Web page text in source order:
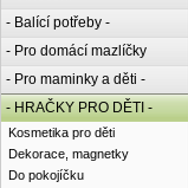
- Balící potřeby -
- Pro domácí mazlíčky
- Pro maminky a děti -
- HRAČKY PRO DĚTI -
Kosmetika pro děti
Dekorace, magnetky
Do pokojíčku